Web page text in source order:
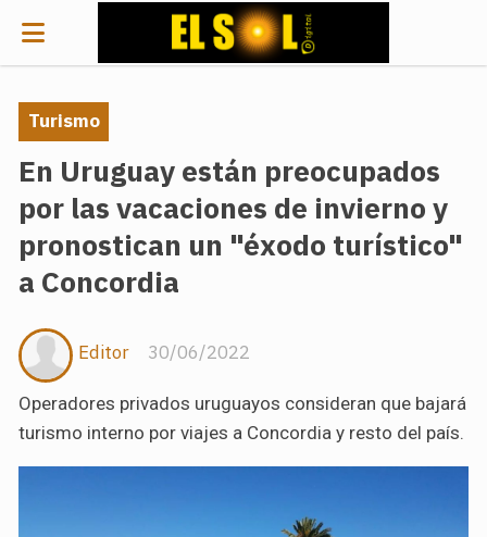
En Uruguay están preocupados
por las vacaciones de invierno y
pronostican un "éxodo turístico"
a Concordia
Operadores privados uruguayos consideran que bajará
turismo interno por viajes a Concordia y resto del país.
Turismo
30/06/2022
Editor